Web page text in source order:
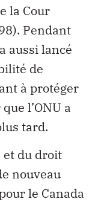
la Cour
Pendant
aussi lancé
de
à protéger
l’ONU a
tard.
et du droit
nouveau
le Canada